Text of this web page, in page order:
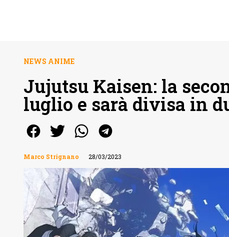
NEWS ANIME
Jujutsu Kaisen: la
luglio e sarà divisa in
Marco Strignano 28/03/2023